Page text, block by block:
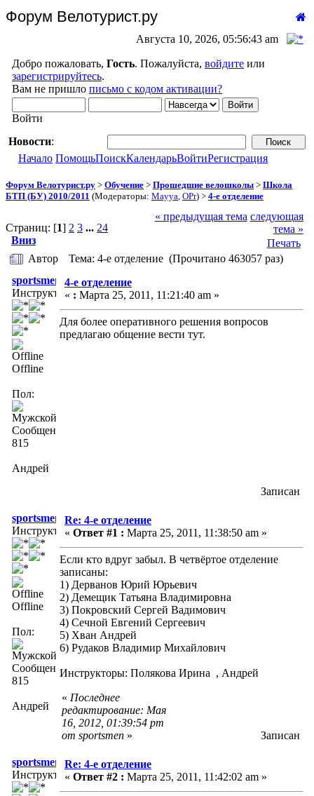
Форум Велотурист.ру
Августа 10, 2026, 05:56:43 am
Добро пожаловать, Гость. Пожалуйста, войдите или
зарегистрируйтесь.
Вам не пришло письмо с кодом активации?
Войти
Новости:
Начало ПомощьПоискКалендарьВойтиРегистрация
Форум Велотурист.ру > Обучение > Прошедшие велошколы > Школа
БТП (БУ) 2010/2011 (Модераторы: Mayya OPr) > 4-е отделение
Страниц: [1] 2 3 ... 24
Вниз
« предыдущая тема следующая
тема »
Печать
Автор
Тема: 4-е отделение (Прочитано 463057 раз)
sportsmen
Инструктор
Offline
Пол:
Сообщений:
815
Андрей
4-е отделение
« : Марта 25, 2011, 11:21:40 am »
Для более оперативного решения вопросов
предлагаю общение вести тут.
Записан
sportsmen
Инструктор
Offline
Пол:
Сообщений:
815
Андрей
Re: 4-е отделение
« Ответ #1 : Марта 25, 2011, 11:38:50 am »
Если кто вдруг забыл. В четвёртое отделение
записаны:
1) Дерванов Юрий Юрьевич
2) Демещик Татьяна Владимировна
3) Покровский Сергей Вадимович
4) Сечной Евгений Сергеевич
5) Хван Андрей
6) Рудаков Владимир Михайлович
Инструкторы: Полякова Ирина , Андрей
« Последнее
редактирование: Мая
16, 2012, 01:39:54 pm
от sportsmen » Записан
sportsmen
Инструктор
Re: 4-е отделение
« Ответ #2 : Марта 25, 2011, 11:42:02 am »